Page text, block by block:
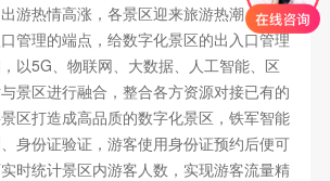
游热情高涨，各景区迎来旅游热潮，闸机
管理的端点，给数字化景区的出入口管理
以5G、物联网、大数据、人工智能、区
景区进行融合，整合各方资源对接已有的
区打造成高品质的数字化景区，铁军智能
身份证验证，游客使用身份证预约后便可
时统计景区内游客人数，实现游客流量精